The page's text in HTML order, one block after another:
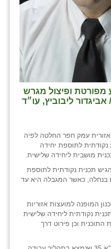
ופיצול מגרש
ליבוביץ, עו״ד
מועצה אזורית עמק חפר החלטה לפיה
נקודתית לתוספת יחידה
מושבית ליחידה שלישית.
תכנית נקודתית לתוספת
בנחלה, כאשר המגבלה היא עד
המופנה למועצות אזוריות
נקודתית ליחידה שלישית
וכן פירוט דרך